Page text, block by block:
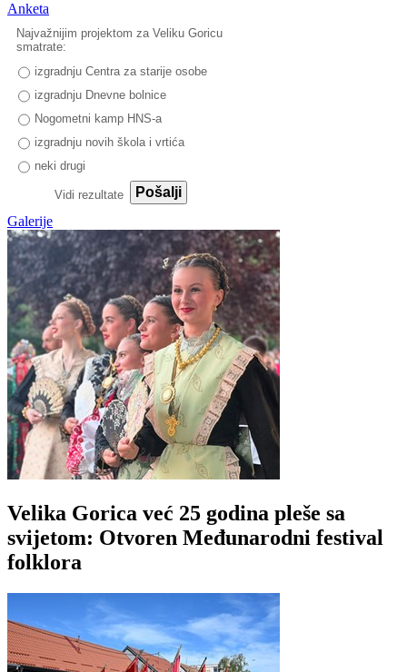
Anketa
Najvažnijim projektom za Veliku Goricu
smatrate:
izgradnju Centra za starije osobe
izgradnju Dnevne bolnice
Nogometni kamp HNS-a
izgradnju novih škola i vrtića
neki drugi
Vidi rezultate
Pošalji
Galerije
Velika Gorica već 25 godina pleše sa
svijetom: Otvoren Međunarodni festival
folklora